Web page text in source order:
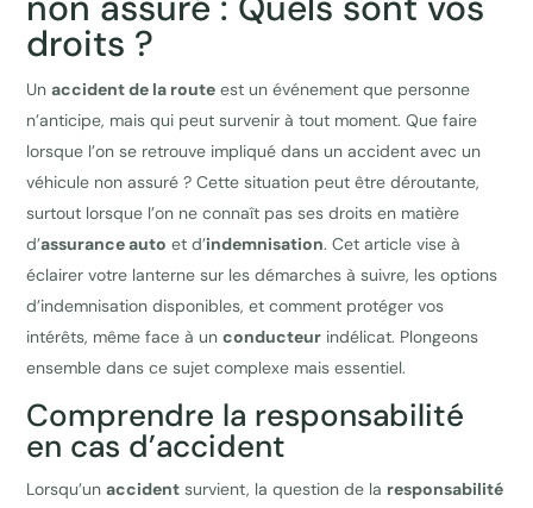
droits ?
Unaccident de la route est un événement que personne
n’anticipe, mais qui peut survenir à tout moment. Que faire
lorsque l’on se retrouve impliqué dans un accident avec un
véhicule non assuré ? Cette situation peut être déroutante,
surtout lorsque l’on ne connaît pas ses droits en matière
d’assurance auto et d’indemnisation. Cet article vise à
éclairer votre lanterne sur les démarches à suivre, les options
d’indemnisation disponibles, et comment protéger vos
intérêts, même face à unconducteur indélicat. Plongeons
ensemble dans ce sujet complexe mais essentiel.
Comprendre la responsabilité
en cas d’accident
Lorsqu’unaccident survient, la question de la responsabilité